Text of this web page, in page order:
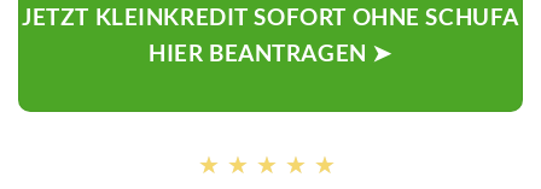
JETZT KLEINKREDIT SOFORT OHNE SCHUFA
HIER BEANTRAGEN ➤
★★★★★
★★★★★